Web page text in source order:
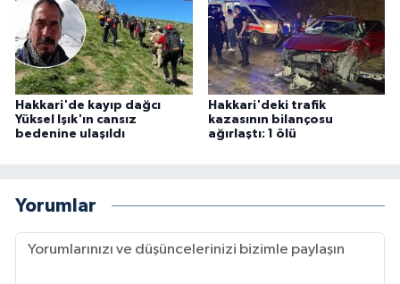
Hakkari'de kayıp dağcı
Yüksel Işık'ın cansız
bedenine ulaşıldı
Hakkari'deki trafik
kazasının bilançosu
ağırlaştı: 1 ölü
Yorumlar